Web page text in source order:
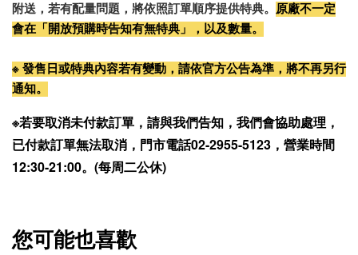
附送，若有配量問題，將依照訂單順序提供特典。 原廠不一定
會在「開放預購時告知有無特典」，以及數量。
※ 發售日或特典內容若有變動，請依官方公告為準，將不再另行
通知。
※若要取消未付款訂單，請與我們告知，我們會協助處理，
已付款訂單無法取消，門市電話02-2955-5123，營業時間
12:30-21:00。(每周二公休)
您可能也喜歡